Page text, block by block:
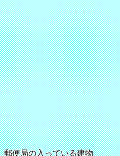
郵便局の入っている建物